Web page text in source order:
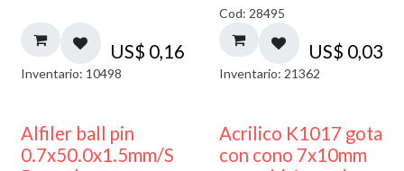
US$ 0,16
Inventario: 10498
Cod: 28495
US$ 0,03
Inventario: 21362
Alfiler ball pin
0.7x50.0x1.5mm/S
Acrilico K1017 gota
con cono 7x10mm